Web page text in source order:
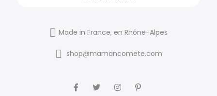
Made in France, en Rhône-Alpes
shop@mamancomete.com